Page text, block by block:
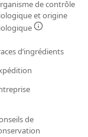
de contrôle
et origine
d’ingrédients
de